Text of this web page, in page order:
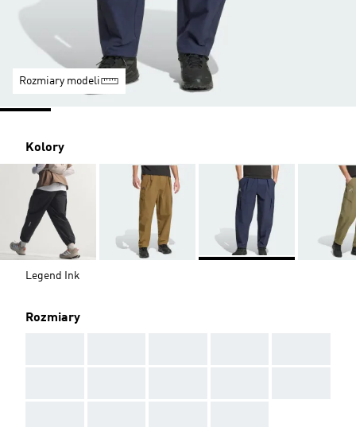
Rozmiary modeli
Kolory
Legend Ink
Rozmiary